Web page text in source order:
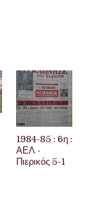
1984-85 : 6η :
ΑΕΛ -
Πιερικός 5-1